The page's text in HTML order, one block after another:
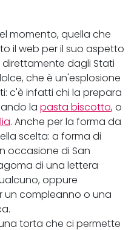
momento, quella che
il web per il suo aspetto
dagli Stati
che è un'esplosione
c'è infatti chi la prepara
la pasta biscotto, o
. Anche per la forma da
scelta: a forma di
occasione di San
di una lettera
oppure
un compleanno o una
torta che ci permette